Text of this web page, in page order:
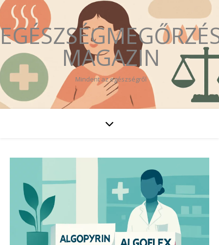
MAGAZIN
Mindent az egészségről